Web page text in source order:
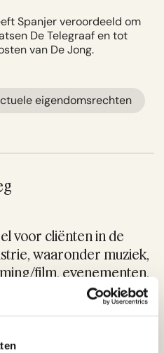
Spanjer veroordeeld om
De Telegraaf en tot
van De Jong.
eigendomsrechten
voor cliënten in de
waaronder muziek,
film, evenementen,
en cultuur. Hij adviseert
op het gebied van
publicaties,